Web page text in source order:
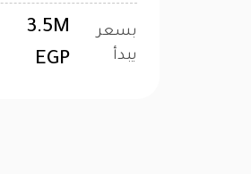
بسعر
يبدأ
3.5M
EGP